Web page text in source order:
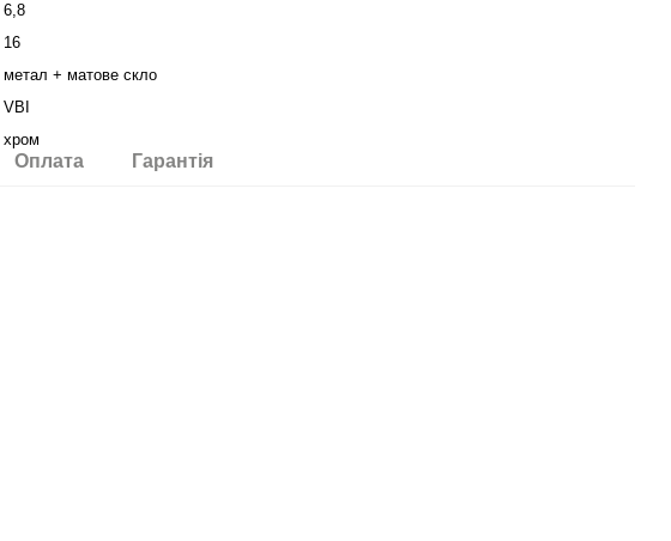
6,8
16
метал + матове скло
VBI
хром
Оплата Гарантія